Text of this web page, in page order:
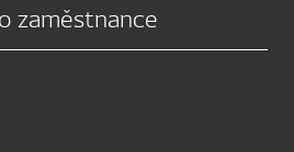
zaměstnance